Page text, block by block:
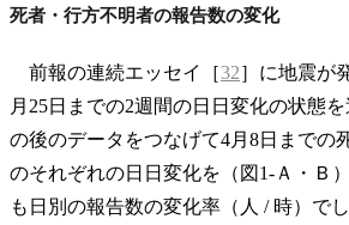
死者・行方不明者の報告数の変化
前報の連続エッセイ［32］に地震が
月25日までの2週間の日日変化の状態
の後のデータをつなげて4月8日までの
のそれぞれの日日変化を（図1-Ａ・Ｂ
も日別の報告数の変化率（人 / 時）でし